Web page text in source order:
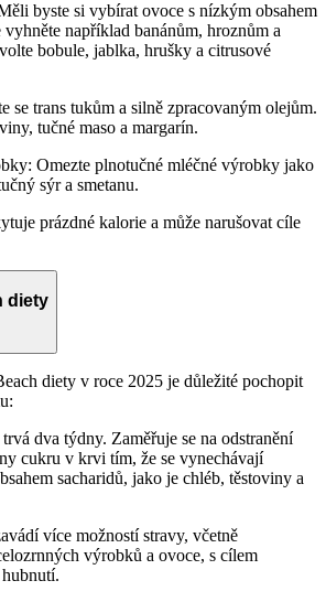
byste si vybírat ovoce s nízkým obsahem
vyhněte například banánům, hroznům a
bobule, jablka, hrušky a citrusové
se trans tukům a silně zpracovaným olejům.
tučné maso a margarín.
Omezte plnotučné mléčné výrobky jako
sýr a smetanu.
prázdné kalorie a může narušovat cíle
diety
diety v roce 2025 je důležité pochopit
dva týdny. Zaměřuje se na odstranění
cukru v krvi tím, že se vynechávají
sacharidů, jako je chléb, těstoviny a
více možností stravy, včetně
výrobků a ovoce, s cílem